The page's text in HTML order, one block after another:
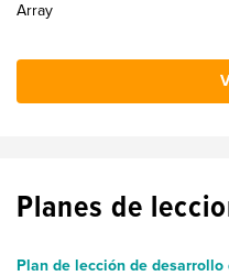
Array
Planes de
Plan de lección de